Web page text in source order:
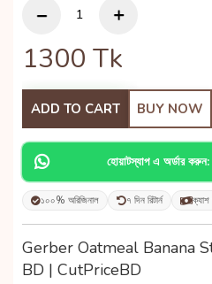
1300 Tk
ADD TO CART BUY NOW
হোয়াটস্যাপ এ অর্ডার
১০০% অরিজিনাল ৭ দিন রিটার্ন ক্যাশ
Gerber Oatmeal Banana
BD | CutPriceBD